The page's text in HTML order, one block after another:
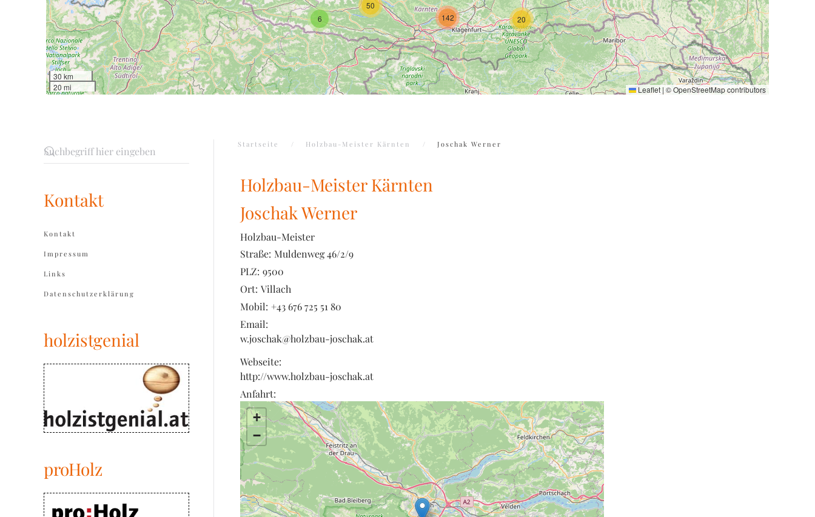
6 20
50
142
30 km
20 mi
Leaflet | ©OpenStreetMapcontributors
Startseite Holzbau-Meister Kärnten Joschak Werner
Holzbau-Meister Kärnten
Joschak Werner
Holzbau-Meister
Straße: Muldenweg 46/2/9
PLZ: 9500
Ort: Villach
Mobil: +43 676 725 51 80
Email:
w.joschak@holzbau-joschak.at
Webseite:
http://www.holzbau-joschak.at
Anfahrt:
+
−
Kontakt
Kontakt
Impressum
Links
Datenschutzerklärung
holzistgenial
proHolz